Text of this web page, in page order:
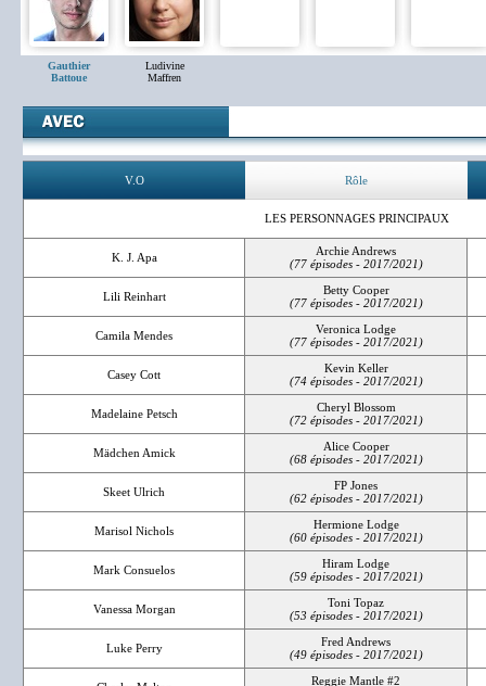
Gauthier
Battoue
Ludivine
Maffren
V.O Rôle
LES PERSONNAGES PRINCIPAUX
K. J. Apa
Archie Andrews
(77 épisodes - 2017/2021)
Lili Reinhart
Betty Cooper
(77 épisodes - 2017/2021)
Camila Mendes
Veronica Lodge
(77 épisodes - 2017/2021)
Casey Cott
Kevin Keller
(74 épisodes - 2017/2021)
Madelaine Petsch
Cheryl Blossom
(72 épisodes - 2017/2021)
Mädchen Amick
Alice Cooper
(68 épisodes - 2017/2021)
Skeet Ulrich
FP Jones
(62 épisodes - 2017/2021)
Marisol Nichols
Hermione Lodge
(60 épisodes - 2017/2021)
Mark Consuelos
Hiram Lodge
(59 épisodes - 2017/2021)
Vanessa Morgan
Toni Topaz
(53 épisodes - 2017/2021)
Luke Perry
Fred Andrews
(49 épisodes - 2017/2021)
Reggie Mantle #2